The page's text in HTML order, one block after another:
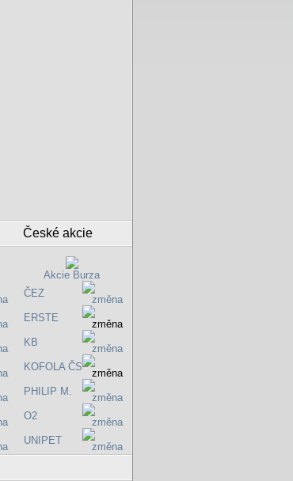
České akcie
Akcie Burza
ČEZ
ERSTE
KB
KOFOLA ČS
PHILIP M.
O2
UNIPET